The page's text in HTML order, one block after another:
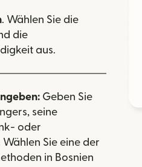
. Wählen Sie die
die
aus.
Geben Sie
seine
oder
Sie eine der
in Bosnien